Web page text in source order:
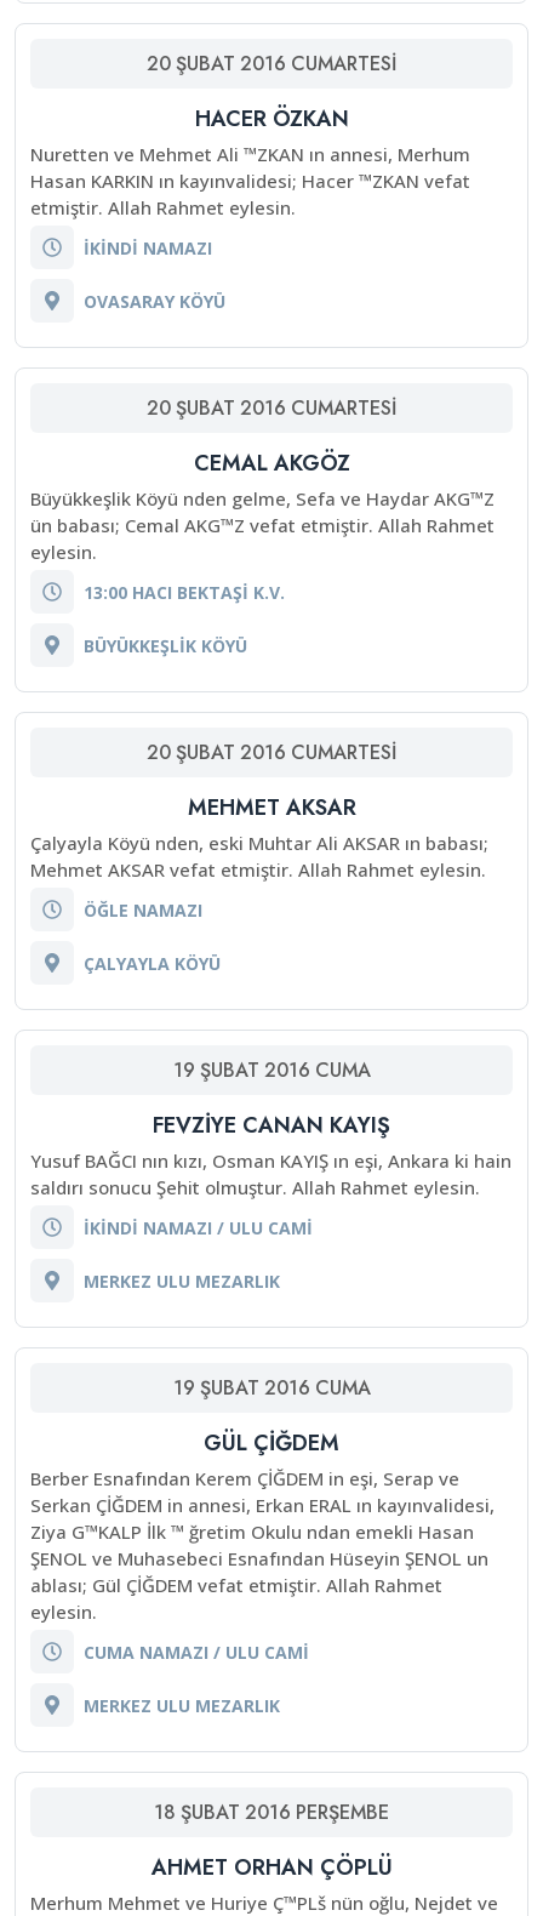
20ŞUBAT 2016 CUMARTESI
HACER ÖZKAN
Nuretten ve Mehmet Ali ™ZKAN ın annesi, Merhum
Hasan KARKIN ın kayınvalidesi; Hacer ™ZKAN vefat
etmiştir. Allah Rahmet eylesin.
İKİNDİ NAMAZI
OVASARAY KÖYÜ
20ŞUBAT 2016 CUMARTESI
CEMAL AKGÖZ
Büyükkeşlik Köyü nden gelme, Sefa ve Haydar AKG™Z
ün babası; Cemal AKG™Z vefat etmiştir. Allah Rahmet
eylesin.
13:00 HACI BEKTAŞİ K.V.
BÜYÜKKEŞLİK KÖYÜ
20ŞUBAT 2016 CUMARTESI
MEHMET AKSAR
Çalyayla Köyü nden, eski Muhtar Ali AKSAR ın babası;
Mehmet AKSAR vefat etmiştir. Allah Rahmet eylesin.
ÖĞLE NAMAZI
ÇALYAYLA KÖYÜ
19 ŞUBAT 2016 CUMA
FEVZİYE CANAN KAYIŞ
Yusuf BAĞCI nın kızı, Osman KAYIŞ ın eşi, Ankara ki hain
saldırı sonucu Şehit olmuştur. Allah Rahmet eylesin.
İKİNDİ NAMAZI / ULU CAMİ
MERKEZ ULU MEZARLIK
19 ŞUBAT 2016 CUMA
GÜL ÇİĞDEM
Berber Esnafından Kerem ÇİĞDEM in eşi, Serap ve
Serkan ÇİĞDEM in annesi, Erkan ERAL ın kayınvalidesi,
Ziya G™KALP İlk ™ ğretim Okulu ndan emekli Hasan
ŞENOL ve Muhasebeci Esnafından Hüseyin ŞENOL un
ablası; Gül ÇİĞDEM vefat etmiştir. Allah Rahmet
eylesin.
CUMA NAMAZI / ULU CAMİ
MERKEZ ULU MEZARLIK
18 ŞUBAT 2016 PERŞEMBE
AHMET ORHAN ÇÖPLÜ
Merhum Mehmet ve Huriye Ç™PLš nün oğlu, Nejdet ve